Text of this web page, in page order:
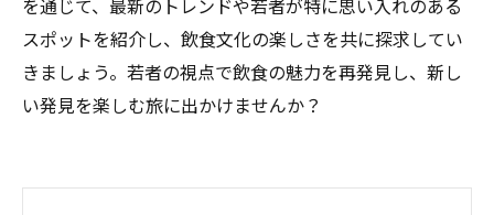
を通じて、最新のトレンドや若者が特に思い入れのある
スポットを紹介し、飲食文化の楽しさを共に探求してい
きましょう。若者の視点で飲食の魅力を再発見し、新し
い発見を楽しむ旅に出かけませんか？